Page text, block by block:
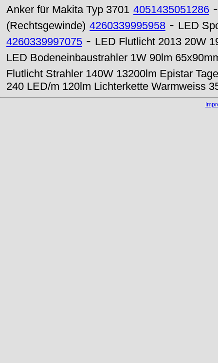
Anker für Makita Typ 3701 4051435051286
(Rechtsgewinde) 4260339995958 - LED
4260339997075 - LED Flutlicht 2013 20W
LED Bodeneinbaustrahler 1W 90lm
Flutlicht Strahler 140W 13200lm Epistar
240 LED/m 120lm Lichterkette Warmweiss